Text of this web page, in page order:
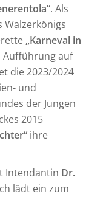
. Als
Walzerkönigs
„Karneval in
Aufführung auf
die 2023/2024
und
der Jungen
2015
ihre
Intendantin Dr.
lädt ein zum